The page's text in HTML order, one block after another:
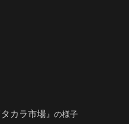
タカラ市場 』の様子